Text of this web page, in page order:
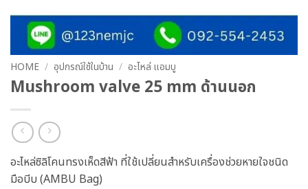
HOME / อุปกรณ์ใช้ในบ้าน / อะไหล่ แอมบู
Mushroom valve 25 mm ด้านนอก
อะไหล่ซิลิโคนทรงเห็ดสีฟ้า ที่ใช้เปลี่ยนสำหรับเครื่องช่วยหายใจชนิด
มือบีบ (AMBU Bag)